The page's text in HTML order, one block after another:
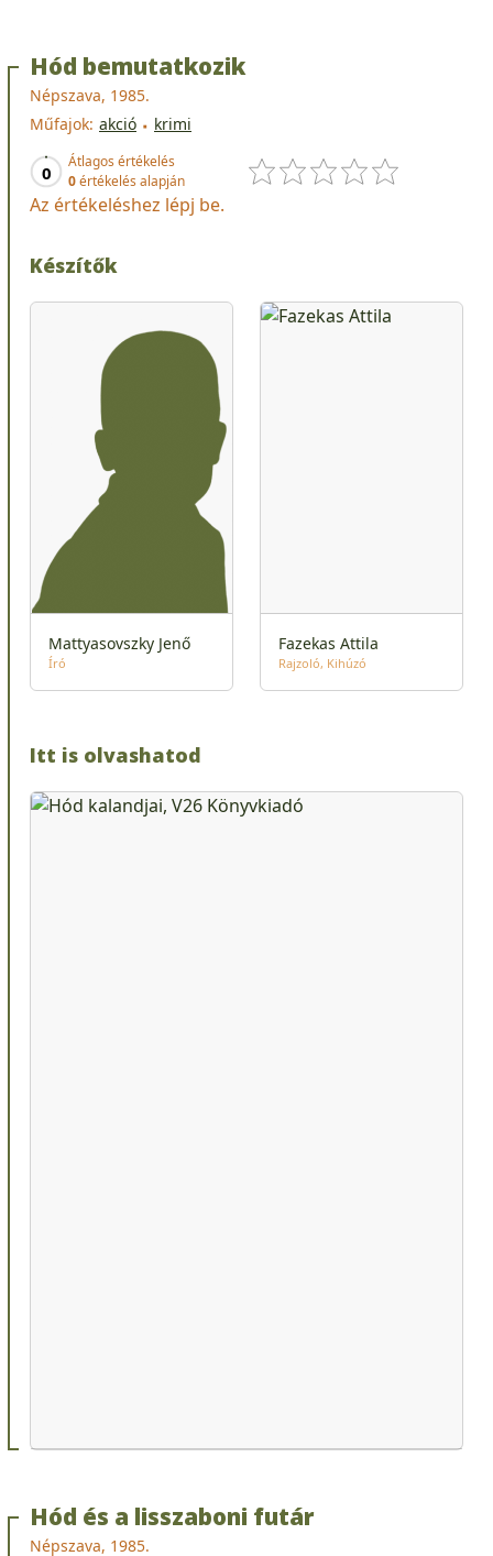
Hód bemutatkozik
Népszava, 1985.
Műfajok: akció krimi
0
Átlagos értékelés
0értékelés alapján
Az értékeléshez lépj be.
Készítők
Mattyasovszky Jenő
Író
Fazekas Attila
Rajzoló Kihúzó
Itt is olvashatod
Hód és a lisszaboni futár
Népszava, 1985.